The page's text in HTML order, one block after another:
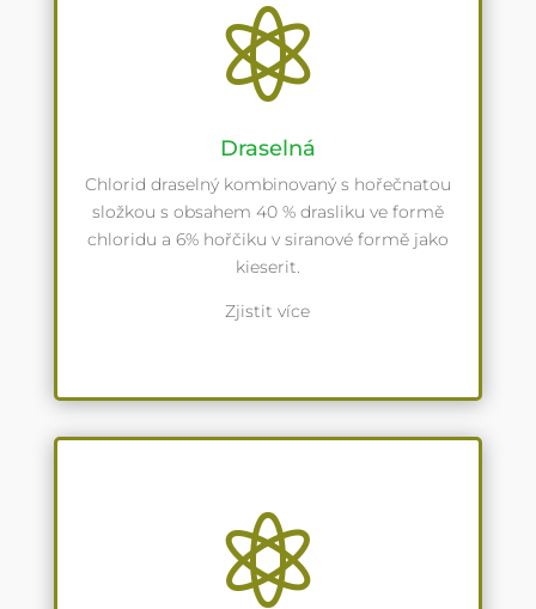

Draselná
Chlorid draselný kombinovaný s hořečnatou
složkou s obsahem 40 % drasliku ve formě
chloridu a 6% hořčiku v siranové formě jako
kieserit.
Zjistit více
